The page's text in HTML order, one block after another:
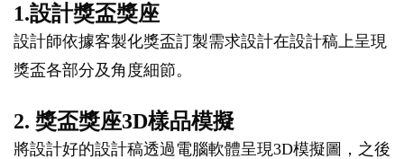
1.設計獎盃獎座
設計師依據客製化獎盃訂製需求設計在設計稿上呈現
獎盃各部分及角度細節。
2. 獎盃獎座3D樣品模擬
將設計好的設計稿透過電腦軟體呈現3D模擬圖，之後